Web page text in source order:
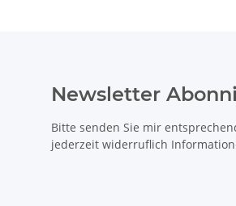
Newsletter
Bitte senden Sie mir
jederzeit widerruflich